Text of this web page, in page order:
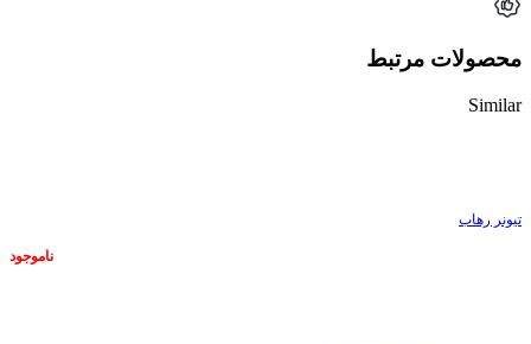
محصولات مرتبط
Similar
تیونر رهاب
ناموجود